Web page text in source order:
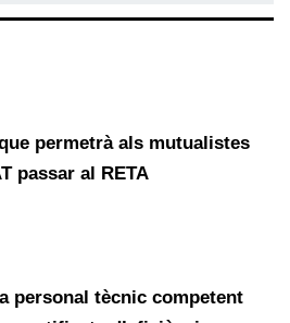
permetrà als mutualistes
passar al RETA
personal tècnic competent